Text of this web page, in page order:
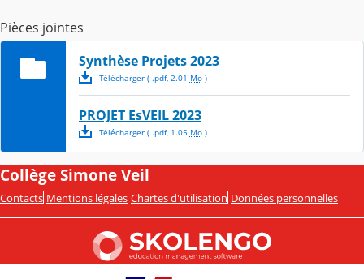
Pièces jointes
Synthèse Projets 2023
Télécharger( .pdf, 2.01 Mo)
PROJET EsVEIL 2023
Télécharger( .pdf, 1.05 Mo)
Collège Simone Veil
Contacts Mentions légales Chartes d'utilisation Données personnelles